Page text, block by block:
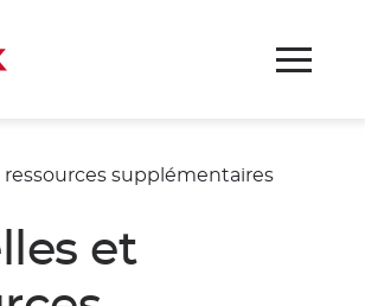
ressources supplémentaires
et